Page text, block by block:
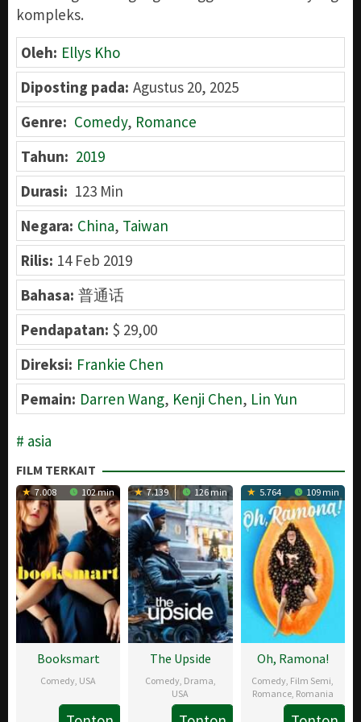
kompleks.
Oleh: Ellys Kho
Diposting pada: Agustus 20, 2025
Genre: Comedy, Romance
Tahun: 2019
Durasi: 123 Min
Negara: China, Taiwan
Rilis: 14 Feb 2019
Bahasa: 普通话
Pendapatan: $ 29,00
Direksi: Frankie Chen
Pemain: Darren Wang, Kenji Chen, Lin Yun
asia
FILM TERKAIT
7.008 102 min
Booksmart
Comedy USA
24
Kristin
7.139 126 min
The Upside
Comedy, Drama
USA
5.764 109 min
Oh, Ramona!
Comedy Film Semi
Romance, Romania